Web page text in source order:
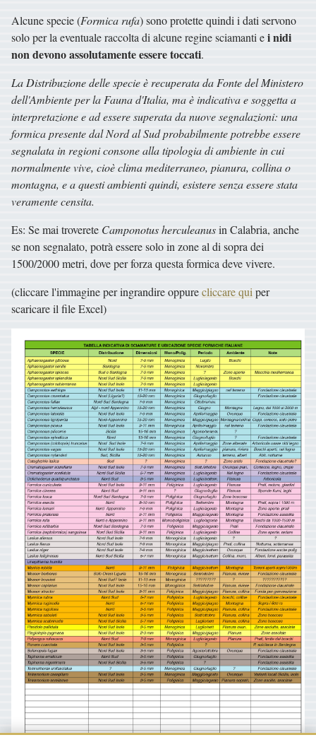
Alcune specie (Formica rufa) sono protette quindi i dati servono
solo per la eventuale raccolta di alcune regine sciamanti ei nidi
non devono assolutamente essere toccati.
La Distribuzione delle specie è recuperata da Fonte del Ministero
dell'Ambiente per la Fauna d'Italia, ma è indicativa e soggetta a
interpretazione e ad essere superata da nuove segnalazioni: una
formica presente dal Nord al Sud probabilmente potrebbe essere
segnalata in regioni consone alla tipologia di ambiente in cui
normalmente vive, cioè clima mediterraneo, pianura, collina o
montagna, e a questi ambienti quindi, esistere senza essere stata
veramente censita.
Es: Se mai troverete Camponotus herculeanusin Calabria, anche
se non segnalato, potrà essere solo in zone al di sopra dei
1500/2000 metri, dove per forza questa formica deve vivere.
(cliccare l'immagine per ingrandire oppurecliccare qui per
scaricare il file Excel)